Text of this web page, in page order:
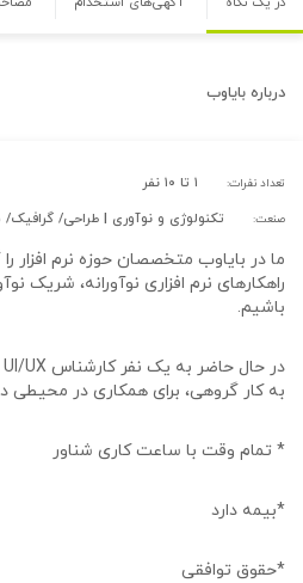
درباره بایاوب
تعداد نفرات: ۱ تا ۱۰ نفر
صنعت: تکنولوژی و نوآوری | طراحی/ گرافیک/
ما در بایاوب متخصصان حوزه نرم افزار را
راهکارهای نرم افزاری نوآورانه، شریک
باشیم.
به کار گروهی، برای همکاری در محیطی
* تمام وقت با ساعت کاری شناور
*بیمه دارد
*حقوق توافقی